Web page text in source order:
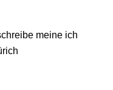
meine ich